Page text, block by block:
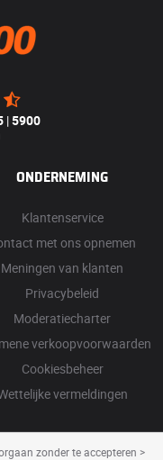
|5900
ONDERNEMING
Klantenservice
met ons opnemen
Meningen van klanten
Privacybeleid
Moderatiecharter
verkoopvoorwaarden
Cookiesbeheer
vermeldingen
zonder te accepteren >